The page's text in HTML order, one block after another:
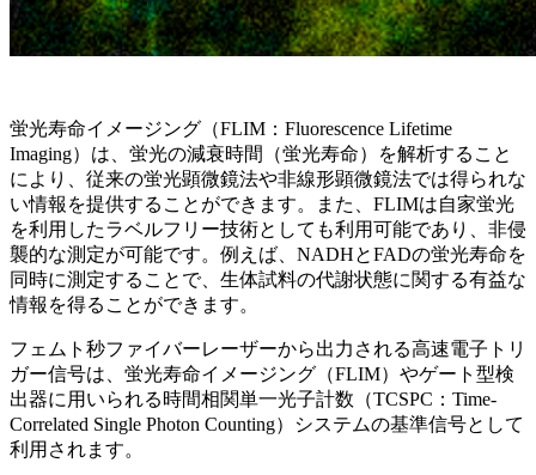
蛍光寿命イメージング（FLIM：Fluorescence Lifetime
Imaging）は、蛍光の減衰時間（蛍光寿命）を解析すること
により、従来の蛍光顕微鏡法や非線形顕微鏡法では得られな
い情報を提供することができます。また、FLIMは自家蛍光
を利用したラベルフリー技術としても利用可能であり、非侵
襲的な測定が可能です。例えば、NADHとFADの蛍光寿命を
同時に測定することで、生体試料の代謝状態に関する有益な
情報を得ることができます。
フェムト秒ファイバーレーザーから出力される高速電子トリ
ガー信号は、蛍光寿命イメージング（FLIM）やゲート型検
出器に用いられる時間相関単一光子計数（TCSPC：Time-
Correlated Single Photon Counting）システムの基準信号として
利用されます。